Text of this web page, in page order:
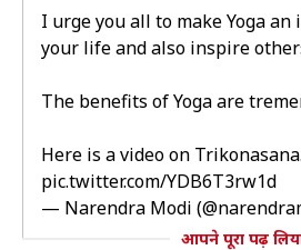
I urge you all to make Yoga
your life and also inspire
The benefits of Yoga are
Here is a video on Trikonasana.
pic.twitter.com/YDB6T3rw1d
— Narendra Modi
आपने पूरा पढ़